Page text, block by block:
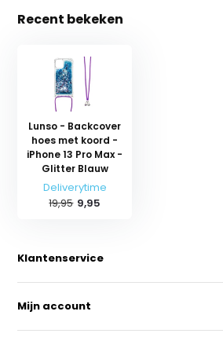
Recent bekeken
Lunso - Backcover
hoes met koord -
iPhone 13 Pro Max -
Glitter Blauw
Deliverytime
19,95 9,95
Klantenservice
Mijn account